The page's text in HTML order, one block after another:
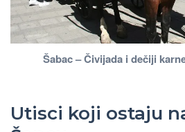
Šabac – Čivijada i dečiji
Utisci koji ostaju